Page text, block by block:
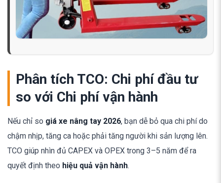
Phân tích TCO: Chi phí đầu tư
so với Chi phí vận hành
Nếu chỉ so giá xe nâng tay 2026, bạn dễ bỏ qua chi phí do
chậm nhịp, tăng ca hoặc phải tăng người khi sản lượng lên.
TCO giúp nhìn đủ CAPEX và OPEX trong 3–5 năm để ra
quyết định theo hiệu quả vận hành.